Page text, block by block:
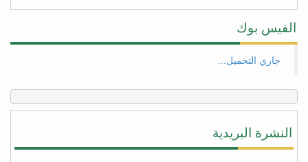
الفيس بوك
جاري التحميل...
النشرة البريدية